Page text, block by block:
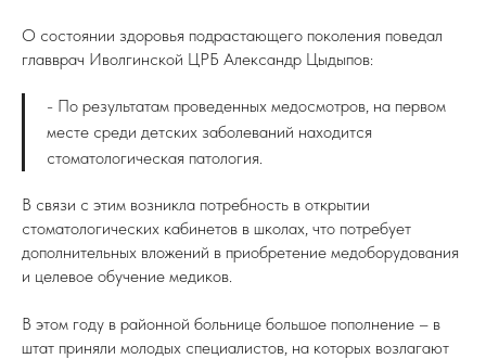
О состоянии здоровья подрастающего поколения поведал
главврач Иволгинской ЦРБ Александр Цыдыпов:
- По результатам проведенных медосмотров, на первом
месте среди детских заболеваний находится
стоматологическая патология.
В связи с этим возникла потребность в открытии
стоматологических кабинетов в школах, что потребует
дополнительных вложений в приобретение медоборудования
и целевое обучение медиков.
В этом году в районной больнице большое пополнение – в
штат приняли молодых специалистов, на которых возлагают